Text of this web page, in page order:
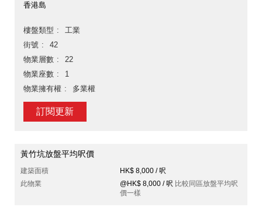
香港島
樓盤類型
工業
街號
42
物業層數
22
物業座數
1
物業擁有權
多業權
訂閱更新
黃竹坑放盤平均呎價
建築面積
HK$ 8,000 / 呎
此物業
@HK$ 8,000 / 呎 比較同區放盤平均呎
價一樣